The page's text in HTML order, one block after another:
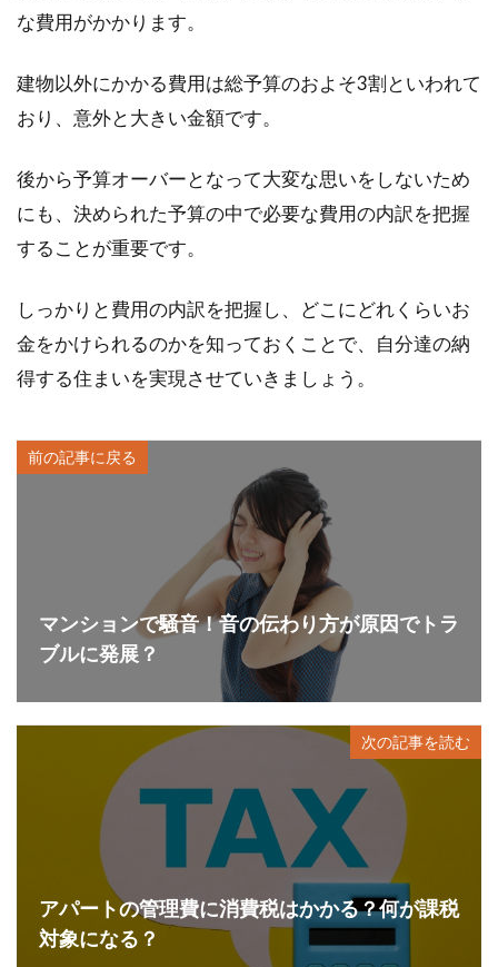
な費用がかかります。
建物以外にかかる費用は総予算のおよそ3割といわれて
おり、意外と大きい金額です。
後から予算オーバーとなって大変な思いをしないため
にも、決められた予算の中で必要な費用の内訳を把握
することが重要です。
しっかりと費用の内訳を把握し、どこにどれくらいお
金をかけられるのかを知っておくことで、自分達の納
得する住まいを実現させていきましょう。
前の記事に戻る
マンションで騒音！音の伝わり方が原因でトラ
ブルに発展？
次の記事を読む
アパートの管理費に消費税はかかる？何が課税
対象になる？